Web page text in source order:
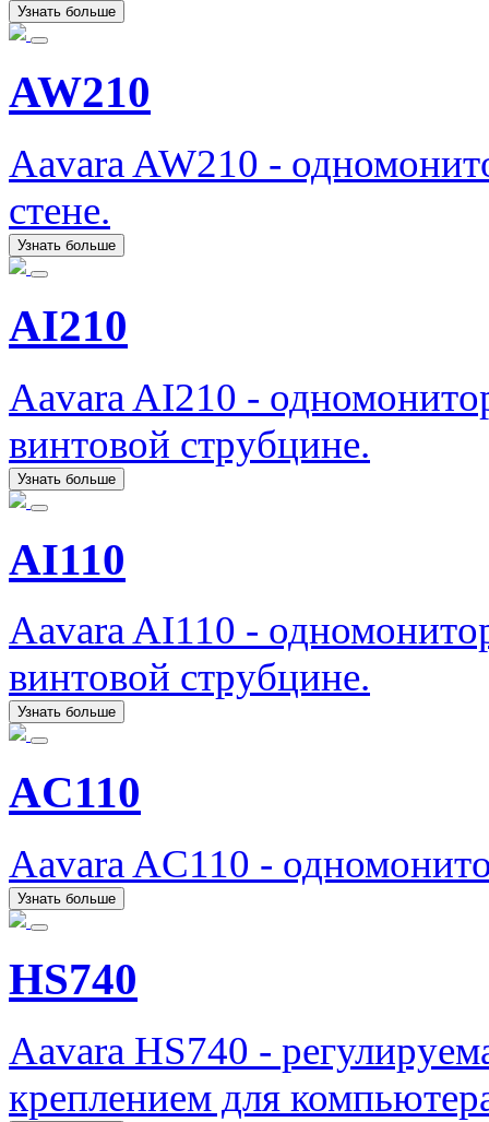
Узнать больше
AW210
Aavara AW210 -
стене.
Узнать больше
AI210
Aavara AI210 -
винтовой струбцине.
Узнать больше
AI110
Aavara AI110 -
винтовой струбцине.
Узнать больше
AC110
Aavara AC110 -
Узнать больше
HS740
Aavara HS740 -
креплением для